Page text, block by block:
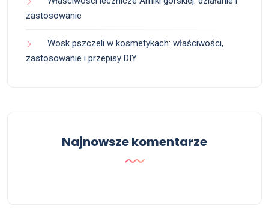
zastosowanie
Wosk pszczeli w kosmetykach: właściwości,
zastosowanie i przepisy DIY
Najnowsze komentarze